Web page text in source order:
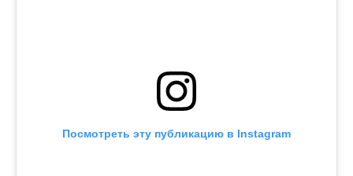
Посмотреть эту публикацию в Instagram